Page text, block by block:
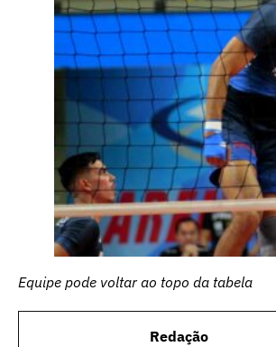
Equipe pode voltar ao topo da tabela
Redação